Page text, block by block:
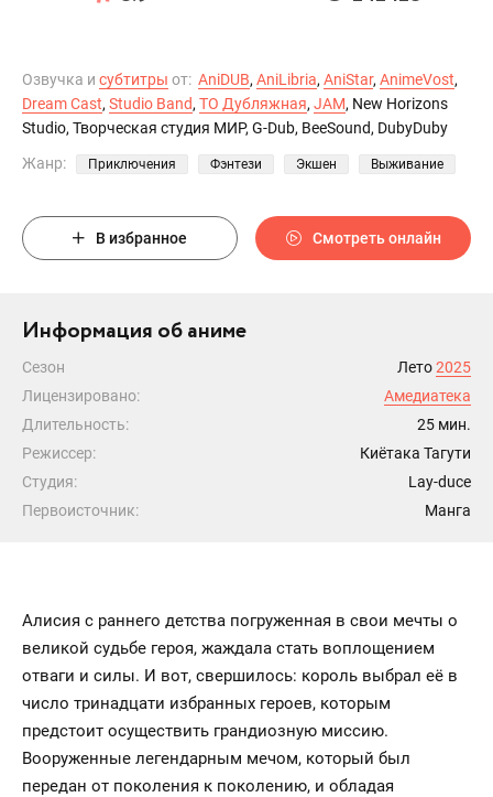
Озвучка и субтитры от: AniDUB, AniLibria, AniStar, AnimeVost,
Dream Cast, Studio Band, ТО Дубляжная, JAM, New Horizons
Studio, Творческая студия МИР, G-Dub, BeeSound, DubyDuby
Жанр:
Приключения Фэнтези Экшен Выживание
В избранное Смотреть онлайн
Информация об аниме
Сезон Лето2025
Лицензировано:
Амедиатека
Длительность:
25 мин.
Режиссер:
Киётака Тагути
Студия:
Lay-duce
Первоисточник:
Манга
Алисия с раннего детства погруженная в свои мечты о
великой судьбе героя, жаждала стать воплощением
отваги и силы. И вот, свершилось: король выбрал её в
число тринадцати избранных героев, которым
предстоит осуществить грандиозную миссию.
Вооруженные легендарным мечом, который был
передан от поколения к поколению, и обладая